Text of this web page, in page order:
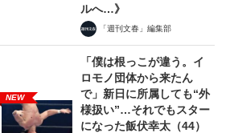
3/6
ルへ…》
「週刊文春」編集部
NEW
「僕は根っこが違う。イ
ロモノ団体から来たん
で」新日に所属しても“外
様扱い”…それでもスター
になった飯伏幸太（44）